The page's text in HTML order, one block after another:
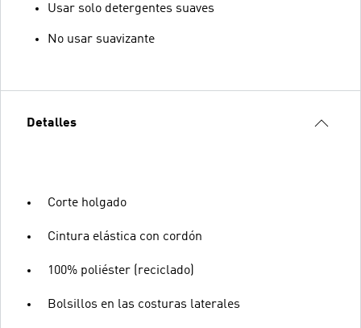
Usar solo detergentes suaves
No usar suavizante
Detalles
Corte holgado
Cintura elástica con cordón
100% poliéster (reciclado)
Bolsillos en las costuras laterales